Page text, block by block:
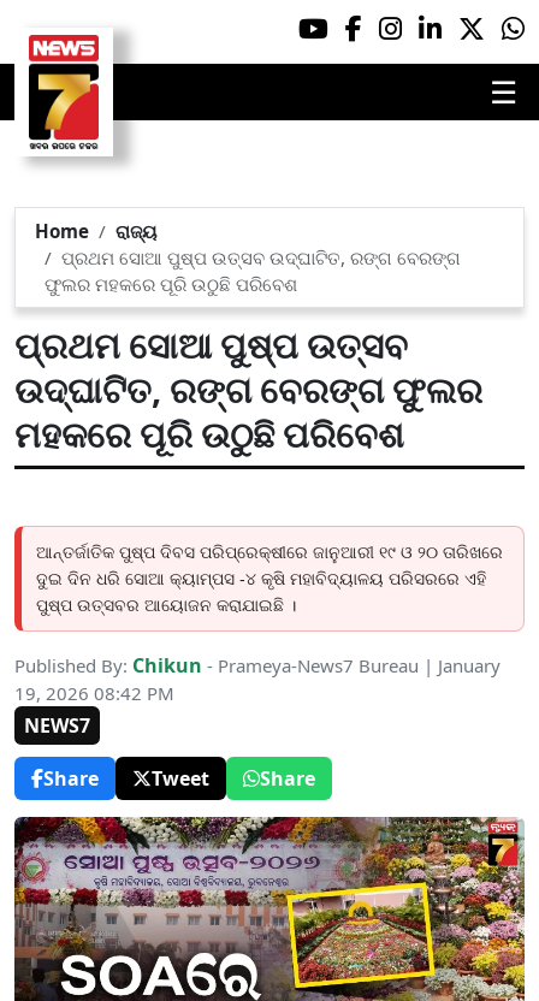
☰
Home
ରାଜ୍ୟ
ପ୍ରଥମ ସୋଆ ପୁଷ୍ପ ଉତ୍ସବ ଉଦ୍‌ଘାଟିତ, ରଙ୍ଗ ବେରଙ୍ଗ
ଫୁଲର ମହକରେ ପୂରି ଉଠୁଛି ପରିବେଶ
ପ୍ରଥମ ସୋଆ ପୁଷ୍ପ ଉତ୍ସବ
ଉଦ୍‌ଘାଟିତ, ରଙ୍ଗ ବେରଙ୍ଗ ଫୁଲର
ମହକରେ ପୂରି ଉଠୁଛି ପରିବେଶ
ଆନ୍ତର୍ଜାତିକ ପୁଷ୍ପ ଦିବସ ପରିପ୍ରେକ୍ଷୀରେ ଜାନୁଆରୀ ୧୯ ଓ ୨୦ ତାରିଖରେ
ଦୁଇ ଦିନ ଧରି ସୋଆ କ୍ୟାମ୍ପସ -୪ କୃଷି ମହାବିଦ୍ୟାଳୟ ପରିସରରେ ଏହି
ପୁଷ୍ପ ଉତ୍ସବର ଆୟୋଜନ କରାଯାଇଛି ।
Published By: Chikun - Prameya-News7 Bureau | January
19, 2026 08:42 PM
NEWS7
Share
Tweet Share